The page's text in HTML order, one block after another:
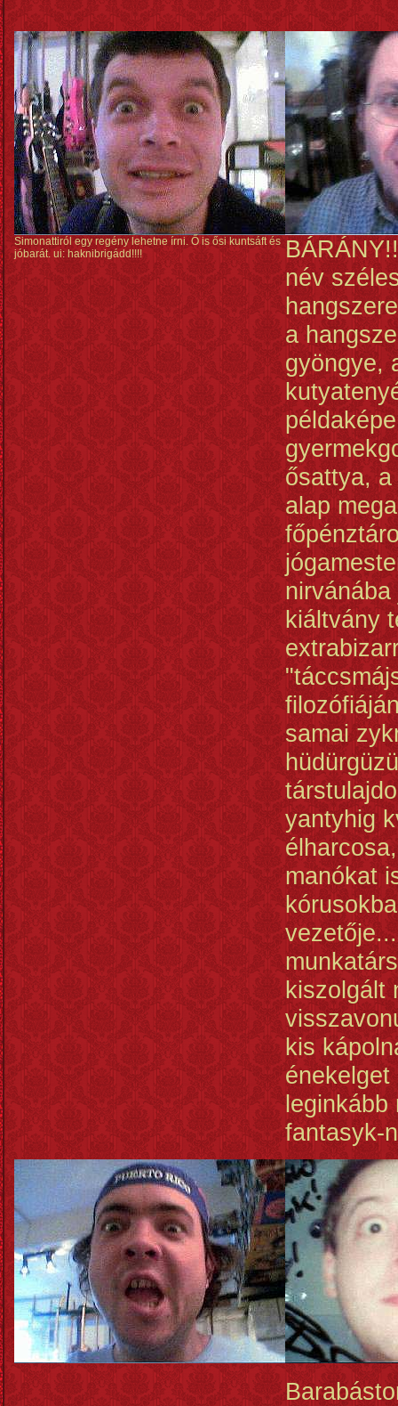
Simonattiról egy regény lehetne írni. Ő is ősi kuntsáft és
jóbarát. ui: haknibrigádd!!!!
név
a
gyöngye,
ősattya,
alap
kiáltvány
samai
yantyhig
manókat
kiszolgált
kis
leginkább
fantasyk-